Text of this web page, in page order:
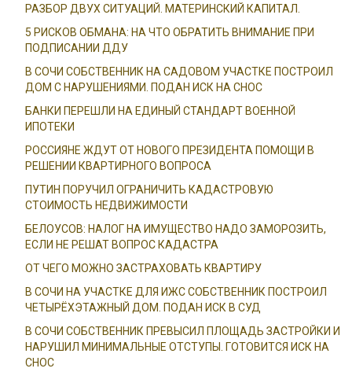
РАЗБОР ДВУХ СИТУАЦИЙ. МАТЕРИНСКИЙ КАПИТАЛ.
5 РИСКОВ ОБМАНА: НА ЧТО ОБРАТИТЬ ВНИМАНИЕ ПРИ
ПОДПИСАНИИ ДДУ
В СОЧИ СОБСТВЕННИК НА САДОВОМ УЧАСТКЕ ПОСТРОИЛ
ДОМ С НАРУШЕНИЯМИ. ПОДАН ИСК НА СНОС
БАНКИ ПЕРЕШЛИ НА ЕДИНЫЙ СТАНДАРТ ВОЕННОЙ
ИПОТЕКИ
РОССИЯНЕ ЖДУТ ОТ НОВОГО ПРЕЗИДЕНТА ПОМОЩИ В
РЕШЕНИИ КВАРТИРНОГО ВОПРОСА
ПУТИН ПОРУЧИЛ ОГРАНИЧИТЬ КАДАСТРОВУЮ
СТОИМОСТЬ НЕДВИЖИМОСТИ
БЕЛОУСОВ: НАЛОГ НА ИМУЩЕСТВО НАДО ЗАМОРОЗИТЬ,
ЕСЛИ НЕ РЕШАТ ВОПРОС КАДАСТРА
ОТ ЧЕГО МОЖНО ЗАСТРАХОВАТЬ КВАРТИРУ
В СОЧИ НА УЧАСТКЕ ДЛЯ ИЖС СОБСТВЕННИК ПОСТРОИЛ
ЧЕТЫРЁХЭТАЖНЫЙ ДОМ. ПОДАН ИСК В СУД
В СОЧИ СОБСТВЕННИК ПРЕВЫСИЛ ПЛОЩАДЬ ЗАСТРОЙКИ И
НАРУШИЛ МИНИМАЛЬНЫЕ ОТСТУПЫ. ГОТОВИТСЯ ИСК НА
СНОС